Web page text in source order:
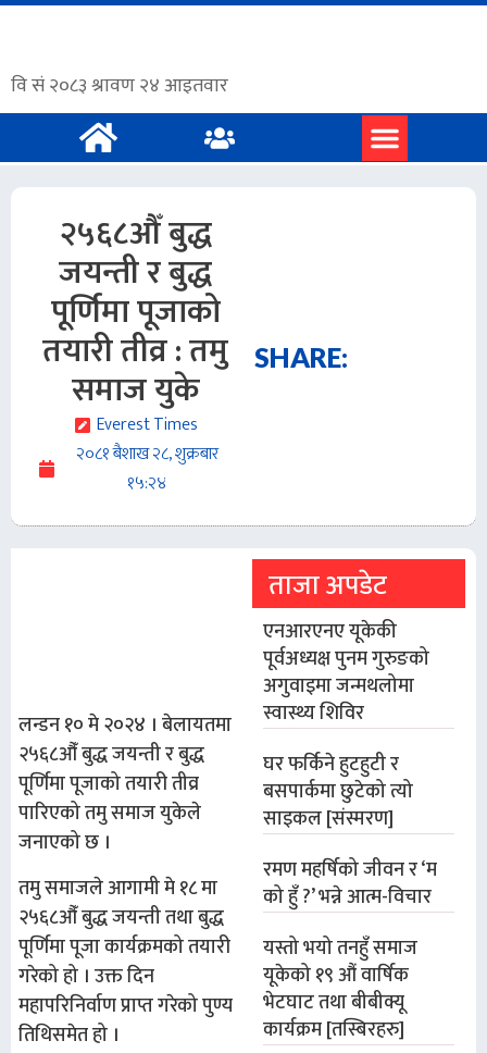
२५६८औँ बुद्ध
जयन्ती र बुद्ध
पूर्णिमा पूजाको
तयारी तीव्र : तमु
समाज युके
Everest Times
२०८१ बैशाख २८, शुक्रबार
१५:२४
SHARE:
लन्डन १० मे २०२४ । बेलायतमा
२५६८औँ बुद्ध जयन्ती र बुद्ध
पूर्णिमा पूजाको तयारी तीव्र
पारिएको तमु समाज युकेले
जनाएको छ ।
तमु समाजले आगामी मे १८ मा
२५६८औँ बुद्ध जयन्ती तथा बुद्ध
पूर्णिमा पूजा कार्यक्रमको तयारी
गरेको हो । उक्त दिन
महापरिनिर्वाण प्राप्त गरेको पुण्य
तिथिसमेत हो ।
ताजा अपडेट
एनआरएनए यूकेकी
पूर्वअध्यक्ष पुनम गुरुङको
अगुवाइमा जन्मथलोमा
स्वास्थ्य शिविर
घर फर्किने हुटहुटी र
बसपार्कमा छुटेको त्यो
साइकल [संस्मरण]
रमण महर्षिको जीवन र ‘म
को हुँ ?’ भन्ने आत्म-विचार
यस्तो भयो तनहुँ समाज
यूकेको १९ औं वार्षिक
भेटघाट तथा बीबीक्यू
कार्यक्रम [तस्बिरहरु]